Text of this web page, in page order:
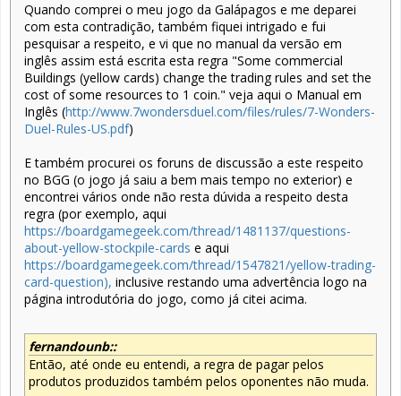
Quando comprei o meu jogo da Galápagos e me deparei
com esta contradição, também fiquei intrigado e fui
pesquisar a respeito, e vi que no manual da versão em
inglês assim está escrita esta regra "Some commercial
Buildings (yellow cards) change the trading rules and set the
cost of some resources to 1 coin." veja aqui o Manual em
Inglês (http://www.7wondersduel.com/files/rules/7-Wonders-
Duel-Rules-US.pdf)
E também procurei os foruns de discussão a este respeito
no BGG (o jogo já saiu a bem mais tempo no exterior) e
encontrei vários onde não resta dúvida a respeito desta
regra (por exemplo, aqui
https://boardgamegeek.com/thread/1481137/questions-
about-yellow-stockpile-cards e aqui
https://boardgamegeek.com/thread/1547821/yellow-trading-
card-question), inclusive restando uma advertência logo na
página introdutória do jogo, como já citei acima.
fernandounb::
Então, até onde eu entendi, a regra de pagar pelos
produtos produzidos também pelos oponentes não muda.